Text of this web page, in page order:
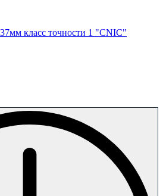
класс точности 1 "CNIC"